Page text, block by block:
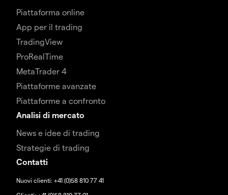
Piattaforma online
App per il trading
TradingView
ProRealTime
MetaTrader 4
Piattaforme avanzate
Piattaforme a confronto
Analisi di mercato
News e idee di trading
Strategie di trading
Contatti
Nuovi clienti: +41 (0)58 810 77 41